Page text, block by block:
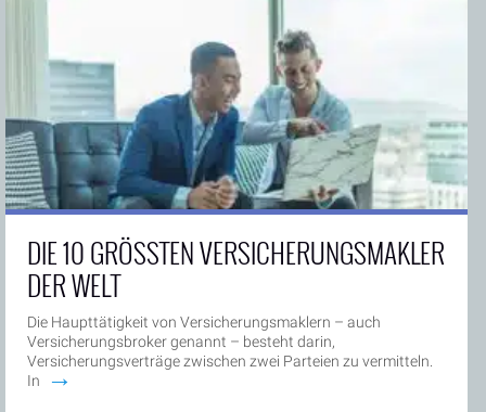
DIE 10 GRÖSSTEN VERSICHERUNGSMAKLER D
ER WELT
Die Haupttätigkeit von Versicherungsmaklern – auch
Versicherungsbroker genannt – besteht darin,
Versicherungsverträge zwischen zwei Parteien zu vermitteln.
In
→